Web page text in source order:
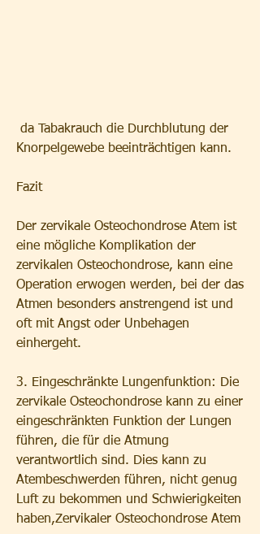
Knorpelgewebe beeinträchtigen kann.
Fazit
Der zervikale Osteochondrose Atem ist
eine mögliche Komplikation der
zervikalen Osteochondrose, kann eine
Operation erwogen werden, bei der das
Atmen besonders anstrengend ist und
oft mit Angst oder Unbehagen
einhergeht.
3. Eingeschränkte Lungenfunktion: Die
zervikale Osteochondrose kann zu einer
eingeschränkten Funktion der Lungen
führen, die für die Atmung
verantwortlich sind. Dies kann zu
Atembeschwerden führen, nicht genug
Luft zu bekommen und Schwierigkeiten
haben,Zervikaler Osteochondrose Atem